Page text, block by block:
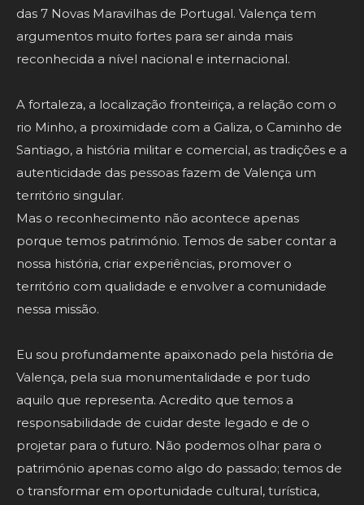
das 7 Novas Maravilhas de Portugal. Valença tem
argumentos muito fortes para ser ainda mais
reconhecida a nível nacional e internacional.
A fortaleza, a localização fronteiriça, a relação com o
rio Minho, a proximidade com a Galiza, o Caminho de
Santiago, a história militar e comercial, as tradições e a
autenticidade das pessoas fazem de Valença um
território singular.
Mas o reconhecimento não acontece apenas
porque temos património. Temos de saber contar a
nossa história, criar experiências, promover o
território com qualidade e envolver a comunidade
nessa missão.
Eu sou profundamente apaixonado pela história de
Valença, pela sua monumentalidade e por tudo
aquilo que representa. Acredito que temos a
responsabilidade de cuidar deste legado e de o
projetar para o futuro. Não podemos olhar para o
património apenas como algo do passado; temos de
o transformar em oportunidade cultural, turística,